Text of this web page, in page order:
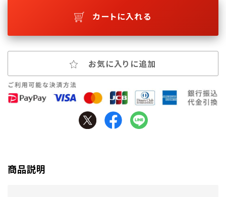
カートに入れる
お気に入りに追加
商品説明